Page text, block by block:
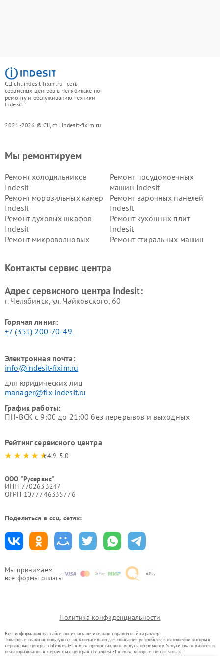
СЦ chl.indesit-fixim.ru - сеть
сервисных центров в Челябинске по
ремонту и обслуживанию техники
Indesit
2021-2026 © СЦ chl.indesit-fixim.ru
Мы принимаем
все формы оплаты
Мы ремонтируем
Ремонт холодильников
Indesit
Ремонт посудомоечных
машин Indesit
Ремонт морозильных камер
Indesit
Ремонт варочных панелей
Indesit
Ремонт духовых шкафов
Indesit
Ремонт кухонных плит
Indesit
Ремонт микроволновых
Ремонт стиральных машин
Indesit
Indesit
Контакты сервис центра
Адрес сервисного центра Indesit:
г. Челябинск, ул. Чайковского, 60
Горячая линия:
+7 (351) 200-70-49
Электронная почта:
info@indesit-fixim.ru
для юридических лиц
manager@fix-indesit.ru
График работы:
ПН-ВСК с 9:00 до 21:00 без перерывов и выходных
Рейтинг сервисного центра
4.9-5.0
ООО "Русервис"
ИНН 7702633247
ОГРН 1077746335776
Поделиться в соц. сетях:
Политика конфиденциальности
Вся информация на сайте носит исключительно справочный характер.
Товарные знаки используются исключительно для описания устройств, в отношении которых
сервисные центры chl.indesit-fixim.ru предоставляют услуги по ремонту. Услуги оказываются в
неавторизованных сервисных центрах chl.indesit-fixim.ru, которые не связаны с